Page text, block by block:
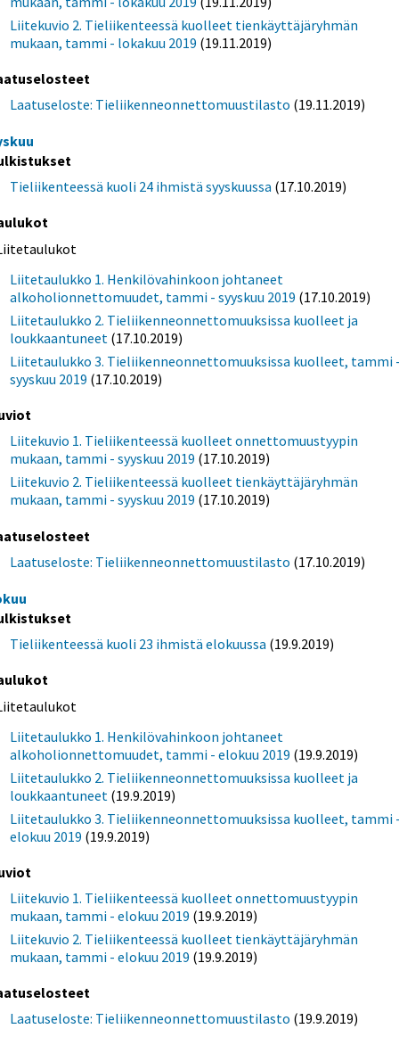
Liitekuvio 2. Tieliikenteessä kuolleet tienkäyttäjäryhmän
mukaan, tammi - lokakuu 2019 (19.11.2019)
Laatuseloste: Tieliikenneonnettomuustilasto (19.11.2019)
Tieliikenteessä kuoli 24 ihmistä syyskuussa (17.10.2019)
Liitetaulukko 1. Henkilövahinkoon johtaneet
alkoholionnettomuudet, tammi - syyskuu 2019 (17.10.2019)
Liitetaulukko 2. Tieliikenneonnettomuuksissa kuolleet ja
loukkaantuneet (17.10.2019)
Liitetaulukko 3. Tieliikenneonnettomuuksissa kuolleet, tammi
syyskuu 2019 (17.10.2019)
Liitekuvio 1. Tieliikenteessä kuolleet onnettomuustyypin
mukaan, tammi - syyskuu 2019 (17.10.2019)
Liitekuvio 2. Tieliikenteessä kuolleet tienkäyttäjäryhmän
mukaan, tammi - syyskuu 2019 (17.10.2019)
Laatuseloste: Tieliikenneonnettomuustilasto (17.10.2019)
Tieliikenteessä kuoli 23 ihmistä elokuussa (19.9.2019)
Liitetaulukko 1. Henkilövahinkoon johtaneet
alkoholionnettomuudet, tammi - elokuu 2019 (19.9.2019)
Liitetaulukko 2. Tieliikenneonnettomuuksissa kuolleet ja
loukkaantuneet (19.9.2019)
Liitetaulukko 3. Tieliikenneonnettomuuksissa kuolleet, tammi
elokuu 2019 (19.9.2019)
Liitekuvio 1. Tieliikenteessä kuolleet onnettomuustyypin
mukaan, tammi - elokuu 2019 (19.9.2019)
Liitekuvio 2. Tieliikenteessä kuolleet tienkäyttäjäryhmän
mukaan, tammi - elokuu 2019 (19.9.2019)
Laatuseloste: Tieliikenneonnettomuustilasto (19.9.2019)